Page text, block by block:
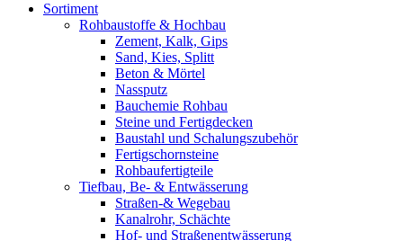
Sortiment
Rohbaustoffe & Hochbau
Zement, Kalk, Gips
Sand, Kies, Splitt
Beton & Mörtel
Nassputz
Bauchemie Rohbau
Steine und Fertigdecken
Baustahl und Schalungszubehör
Fertigschornsteine
Rohbaufertigteile
Tiefbau, Be- & Entwässerung
Straßen-& Wegebau
Kanalrohr, Schächte
Hof- und Straßenentwässerung